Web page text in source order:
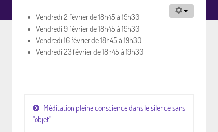
Vendredi 2 février de 18h45 à 19h30
Vendredi 9 février de 18h45 à 19h30
Vendredi 16 février de 18h45 à 19h30
Vendredi 23 février de 18h45 à 19h30
Méditation pleine conscience dans le silence sans
"objet"